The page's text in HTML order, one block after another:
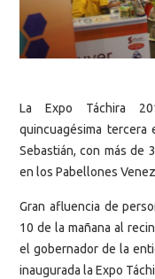
La Expo Táchira
quincuagésima tercera
Sebastián, con más de
en los Pabellones
Gran afluencia de
10 de la mañana al
el gobernador de la
inaugurada la Expo